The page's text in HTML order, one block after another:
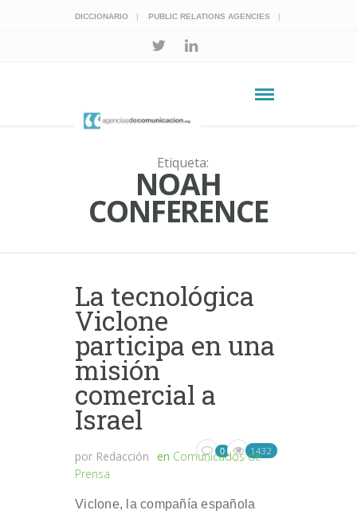
DICCIONARIO PUBLIC RELATIONS AGENCIES
Etiqueta:
NOAH
CONFERENCE
La tecnológica
Viclone
participa en una
misión
comercial a
Israel
por Redacción en Comunicados de
Prensa
0 1432
Viclone, la compañía española